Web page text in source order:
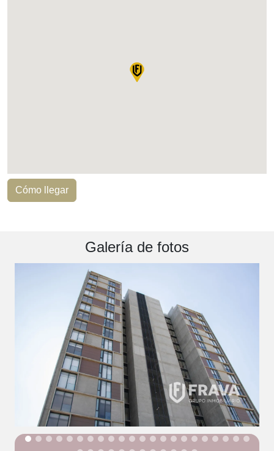
Cómo llegar
Galería de fotos